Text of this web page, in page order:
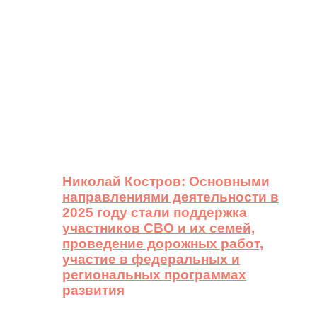
Николай Костров: Основными
направлениями деятельности в
2025 году стали поддержка
участников СВО и их семей,
проведение дорожных работ,
участие в федеральных и
региональных программах
развития